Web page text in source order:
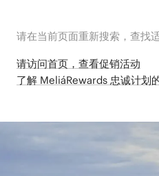
请在当前页面重新搜索，查找
请访问首页，查看促销活动
了解 MeliáRewards 忠诚计划